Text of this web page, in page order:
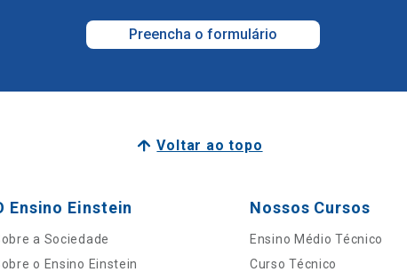
Preencha o formulário
Voltar ao topo
Ensino Einstein
a Sociedade
o Ensino Einstein
Nossos Cursos
Ensino Médio Técnico
Curso Técnico